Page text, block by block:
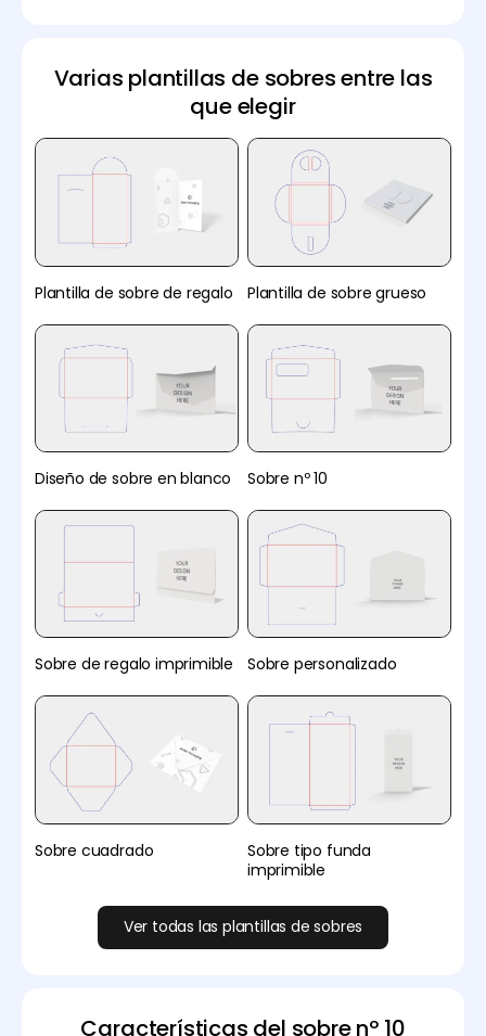
Varias plantillas de sobres entre las
que elegir
Plantilla de sobre de regalo Plantilla de sobre grueso
Diseño de sobre en blanco Sobre nº 10
Sobre de regalo imprimible Sobre personalizado
Sobre cuadrado
Sobre tipo funda
imprimible
Ver todas las plantillas de sobres
Características del sobre nº 10